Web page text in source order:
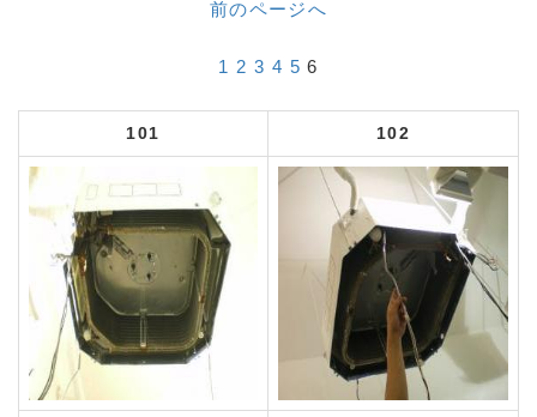
前のページへ
1 2 3 4 5 6
101 102